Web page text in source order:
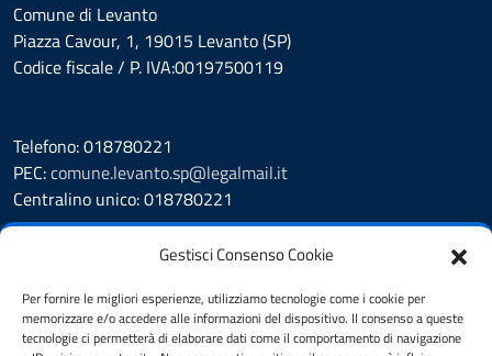
Gestisci Consenso Cookie
Per fornire le migliori esperienze, utilizziamo tecnologie come i cookie per
memorizzare e/o accedere alle informazioni del dispositivo. Il consenso a queste
tecnologie ci permetterà di elaborare dati come il comportamento di navigazione
Comune di Levanto
Piazza Cavour, 1, 19015 Levanto (SP)
Codice fiscale / P. IVA:00197500119
Telefono: 018780221
PEC:comune.levanto.sp@legalmail.it
Centralino unico: 018780221
Prenotazione appuntamento
Segnalazione disservizio
Whistleblowing
Amministrazione Trasparente